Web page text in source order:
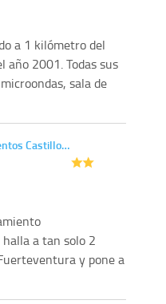
a 1 kilómetro del
año 2001. Todas sus
sala de
Castillo…
a tan solo 2
y pone a